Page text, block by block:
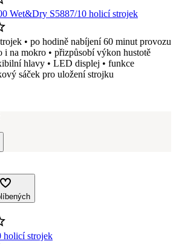
Wet&Dry S5887/10 holicí strojek
• po hodině nabíjení 60 minut provozu
i na mokro • přizpůsobí výkon hustotě
hlavy • LED displej • funkce
sáček pro uložení strojku
holicí strojek